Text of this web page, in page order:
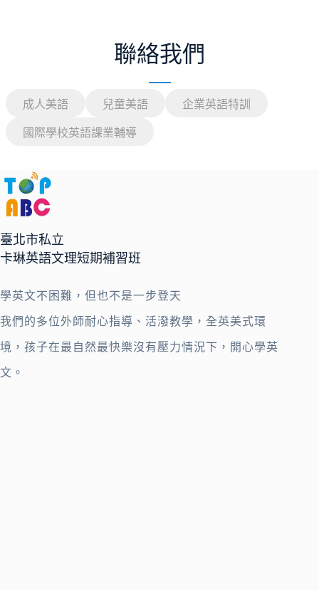
聯絡我們
成人美語 兒童美語 企業英語特訓
國際學校英語課業輔導
臺北市私立
卡琳英語文理短期補習班
學英文不困難，但也不是一步登天
我們的多位外師耐心指導、活潑教學，全英美式環
境，孩子在最自然最快樂沒有壓力情況下，開心學英
文。